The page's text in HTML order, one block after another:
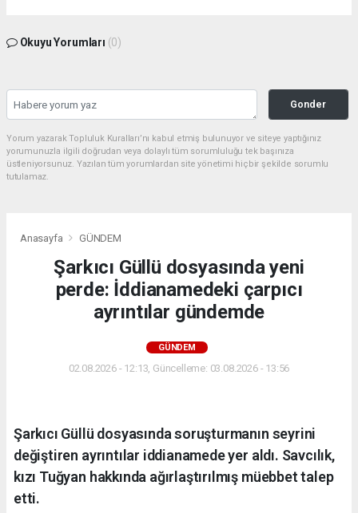
Okuyu Yorumları (0)
Gonder
Yorum yazarak Topluluk Kuralları’nı kabul etmiş bulunuyor ve siteye yaptığınız
yorumunuzla ilgili doğrudan veya dolaylı tüm sorumluluğu tek başınıza
üstleniyorsunuz. Yazılan tüm yorumlardan site yönetimi hiçbir şekilde sorumlu
tutulamaz.
Anasayfa GÜNDEM
Şarkıcı Güllü dosyasında yeni
perde: İddianamedeki çarpıcı
ayrıntılar gündemde
GÜNDEM
02.08.2026 - 12:13, Güncelleme: 03.08.2026 - 13:56
Şarkıcı Güllü dosyasında soruşturmanın seyrini
değiştiren ayrıntılar iddianamede yer aldı. Savcılık,
kızı Tuğyan hakkında ağırlaştırılmış müebbet talep
etti.